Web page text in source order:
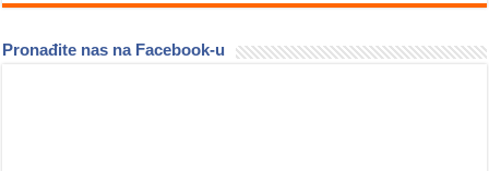
Pronađite nas na Facebook-u